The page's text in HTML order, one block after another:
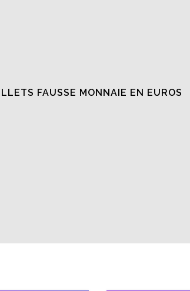
FAUSSE MONNAIE EN EUROS